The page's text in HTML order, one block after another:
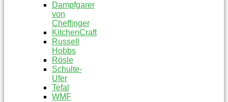
Dampfgarer
von
Cheffinger
KitchenCraft
Russell
Hobbs
Rösle
Schulte-
Ufer
Tefal
WMF